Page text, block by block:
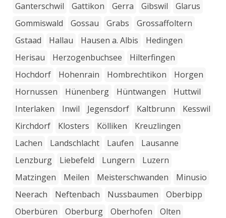
Ganterschwil
Gattikon Gerra Gibswil
Glarus
Gommiswald
Gossau Grabs
Grossaffoltern
Gstaad
Hallau Hausen a. Albis
Hedingen
Herisau
Herzogenbuchsee
Hilterfingen
Hochdorf
Hohenrain Hombrechtikon
Horgen
Hornussen
Hünenberg Hüntwangen
Huttwil
Interlaken
Inwil Jegensdorf Kaltbrunn
Kesswil
Kirchdorf
Klosters Kölliken
Kreuzlingen
Lachen
Landschlacht Laufen
Lausanne
Lenzburg
Liebefeld Lungern
Luzern
Matzingen
Meilen Meisterschwanden
Minusio
Neerach
Neftenbach Nussbaumen
Oberbipp
Oberbüren
Oberburg Oberhofen
Olten